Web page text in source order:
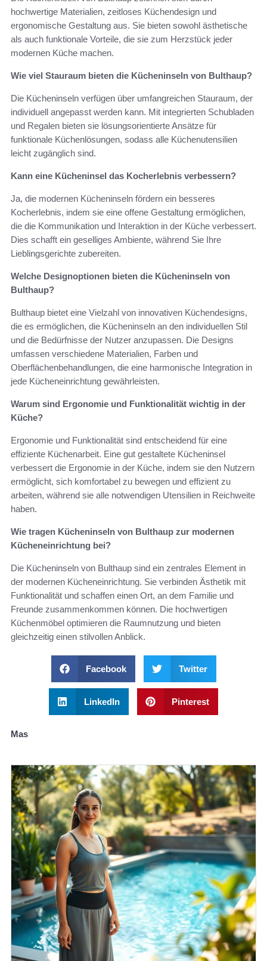
hochwertige Materialien, zeitloses Küchendesign und
ergonomische Gestaltung aus. Sie bieten sowohl ästhetische
als auch funktionale Vorteile, die sie zum Herzstück jeder
modernen Küche machen.
Wie viel Stauraum bieten die Kücheninseln von Bulthaup?
Die Kücheninseln verfügen über umfangreichen Stauraum, der
individuell angepasst werden kann. Mit integrierten Schubladen
und Regalen bieten sie lösungsorientierte Ansätze für
funktionale Küchenlösungen, sodass alle Küchenutensilien
leicht zugänglich sind.
Kann eine Kücheninsel das Kocherlebnis verbessern?
Ja, die modernen Kücheninseln fördern ein besseres
Kocherlebnis, indem sie eine offene Gestaltung ermöglichen,
die die Kommunikation und Interaktion in der Küche verbessert.
Dies schafft ein geselliges Ambiente, während Sie Ihre
Lieblingsgerichte zubereiten.
Welche Designoptionen bieten die Kücheninseln von
Bulthaup?
Bulthaup bietet eine Vielzahl von innovativen Küchendesigns,
die es ermöglichen, die Kücheninseln an den individuellen Stil
und die Bedürfnisse der Nutzer anzupassen. Die Designs
umfassen verschiedene Materialien, Farben und
Oberflächenbehandlungen, die eine harmonische Integration in
jede Kücheneinrichtung gewährleisten.
Warum sind Ergonomie und Funktionalität wichtig in der
Küche?
Ergonomie und Funktionalität sind entscheidend für eine
effiziente Küchenarbeit. Eine gut gestaltete Kücheninsel
verbessert die Ergonomie in der Küche, indem sie den Nutzern
ermöglicht, sich komfortabel zu bewegen und effizient zu
arbeiten, während sie alle notwendigen Utensilien in Reichweite
haben.
Wie tragen Kücheninseln von Bulthaup zur modernen
Kücheneinrichtung bei?
Die Kücheninseln von Bulthaup sind ein zentrales Element in
der modernen Kücheneinrichtung. Sie verbinden Ästhetik mit
Funktionalität und schaffen einen Ort, an dem Familie und
Freunde zusammenkommen können. Die hochwertigen
Küchenmöbel optimieren die Raumnutzung und bieten
gleichzeitig einen stilvollen Anblick.
Facebook Twitter
LinkedIn Pinterest
Mas